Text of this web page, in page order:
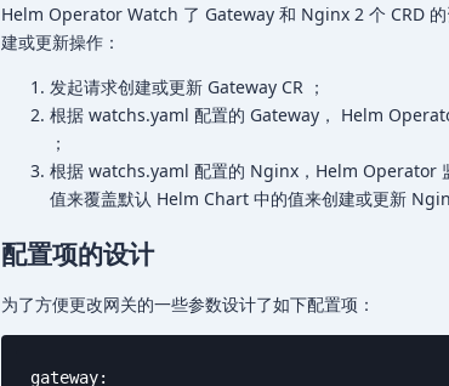
Helm Operator Watch 了 Gateway 和 Nginx 2 个 CRD
建或更新操作：
发起请求创建或更新 Gateway CR ；
根据 watchs.yaml 配置的 Gateway， Helm
；
根据 watchs.yaml 配置的 Nginx，Helm Operator
值来覆盖默认 Helm Chart 中的值来创建或更新
配置项的设计
为了方便更改网关的一些参数设计了如下配置项：
gateway: